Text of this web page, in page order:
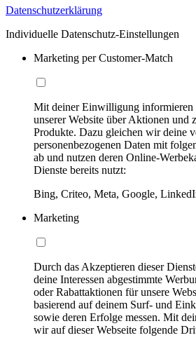
Datenschutzerklärung
Individuelle Datenschutz-Einstellungen
Marketing per Customer-Match
Mit deiner Einwilligung informieren
unserer Website über Aktionen und
Produkte. Dazu gleichen wir deine
personenbezogenen Daten mit
ab und nutzen deren Online-
Dienste bereits nutzt:
Bing, Criteo, Meta, Google,
Marketing
Durch das Akzeptieren dieser
deine Interessen abgestimmte
oder Rabattaktionen für unsere
basierend auf deinem Surf- und
sowie deren Erfolge messen. Mit
wir auf dieser Webseite folgende